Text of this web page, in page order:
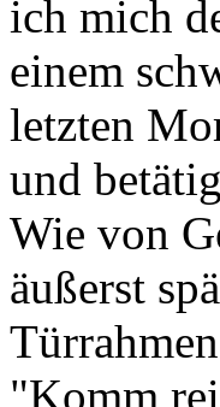
ich mich
einem
letzten
und
Wie von
äußerst
"Komm